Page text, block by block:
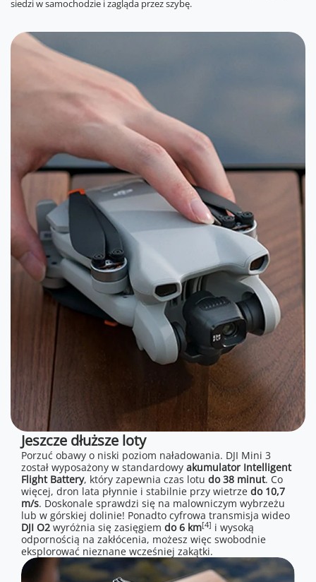
Jeszcze dłuższe loty
Porzuć obawy o niski poziom naładowania. DJI Mini 3
został wyposażony w standardowy akumulator Intelligent
Flight Battery, który zapewnia czas lotu do 38 minut. Co
więcej, dron lata płynnie i stabilnie przy wietrze do 10,7
m/s. Doskonale sprawdzi się na malowniczym wybrzeżu
lub w górskiej dolinie! Ponadto cyfrowa transmisja wideo
DJI O2 wyróżnia się zasięgiem do 6 km[4] i wysoką
odpornością na zakłócenia, możesz więc swobodnie
eksplorować nieznane wcześniej zakątki.